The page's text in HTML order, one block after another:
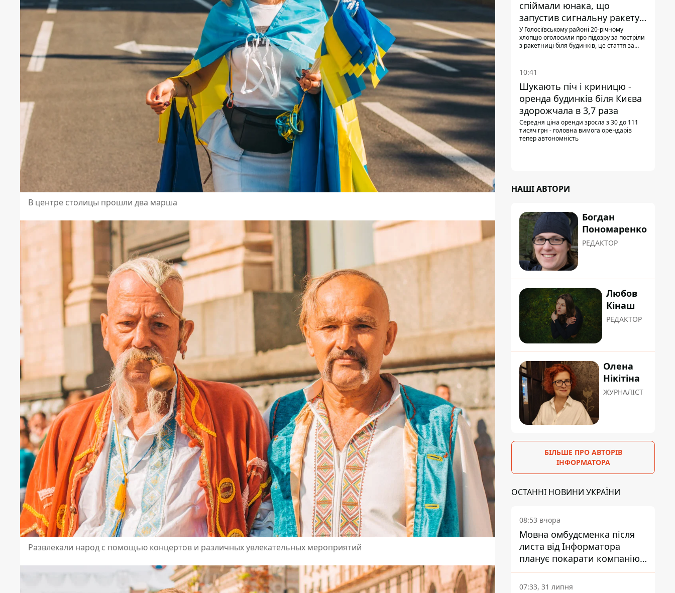
В центре столицы прошли два марша
Развлекали народ с помощью концертов и различных увлекательных мероприятий
спіймали юнака, що
запустив сигнальну ракету,
аби потішити дівчат
У Голосіївському районі 20-річному
хлопцю оголосили про підозру за постріли
з ракетниці біля будинків, це стаття за
10:41
Шукають піч і криницю -
оренда будинків біля Києва
здорожчала в 3,7 раза
Середня ціна оренди зросла з 30 до 111
тисяч грн - головна вимога орендарів
тепер автономність
НАШІ АВТОРИ
Богдан
Пономаренко
РЕДАКТОР
Любов
Кінаш
РЕДАКТОР
Олена
Нікітіна
ЖУРНАЛІСТ
БІЛЬШЕ ПРО АВТОРІВ
ІНФОРМАТОРА
ОСТАННІ НОВИНИ УКРАЇНИ
08:53 вчора
Мовна омбудсменка після
листа від Інформатора
планує покарати компанію-
підрядника ПриватБанку
07:33, 31 липня